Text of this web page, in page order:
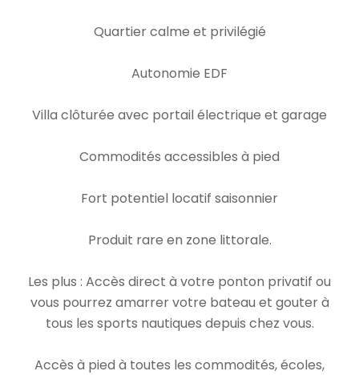
Quartier calme et privilégié
Autonomie EDF
Villa clôturée avec portail électrique et garage
Commodités accessibles à pied
Fort potentiel locatif saisonnier
Produit rare en zone littorale.
Les plus : Accès direct à votre ponton privatif ou
vous pourrez amarrer votre bateau et gouter à
tous les sports nautiques depuis chez vous.
Accès à pied à toutes les commodités, écoles,